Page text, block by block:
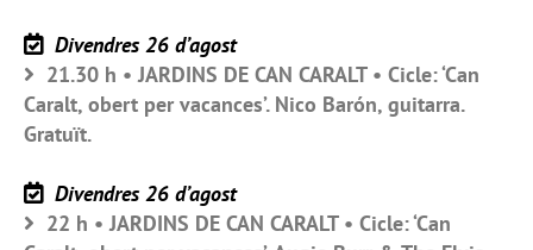
Divendres 26 d’agost
21.30 h • JARDINS DE CAN CARALT • Cicle: ‘Can
Caralt, obert per vacances’. Nico Barón, guitarra.
Gratuït.
Divendres 26 d’agost
22 h • JARDINS DE CAN CARALT • Cicle: ‘Can